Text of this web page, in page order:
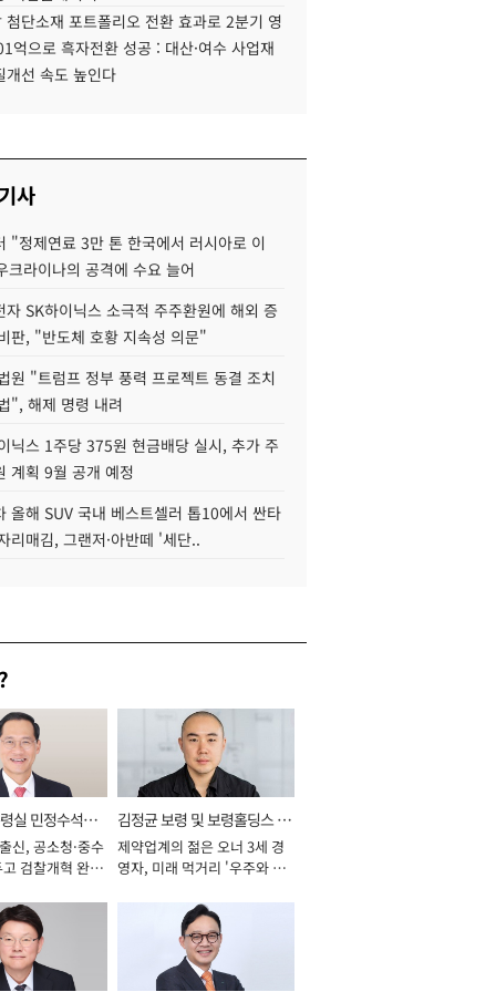
첨단소재 포트폴리오 전환 효과로 2분기 영
억으로 흑자전환 성공 : 대산·여수 사업재
개선 속도 높인다
사
"정제연료 3만 톤 한국에서 러시아로 이
크라이나의 공격에 수요 늘어
자 SK하이닉스 소극적 주주환원에 해외 증
판, "반도체 호황 지속성 의문"
원 "트럼프 정부 풍력 프로젝트 동결 조치
", 해제 명령 내려
닉스 1주당 375원 현금배당 실시, 추가 주
계획 9월 공개 예정
올해 SUV 국내 베스트셀러 톱10에서 싼타
리매김, 그랜저·아반떼 '세단..
실 민정수석비
신, 공소청·중수
검찰개혁 완수
김정균 보령 및 보령홀딩스 대
표이사 사장
제약업계의 젊은 오너 3세 경
영자, 미래 먹거리 '우주와 헬